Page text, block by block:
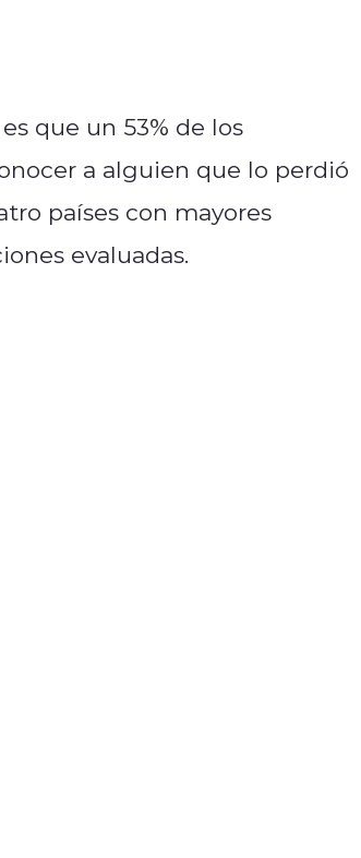
que un 53% de los
a alguien que lo perdió
países con mayores
evaluadas.